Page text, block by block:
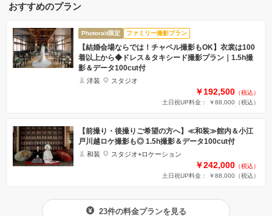
おすすめのプラン
Photorait限定 ファミリー撮影プラン
【結婚会場ならでは！チャペル撮影もOK】衣裳は100
着以上から◆ドレス＆タキシード撮影プラン｜1.5h撮
影＆データ100cut付
洋装 スタジオ
￥192,500 （税込）
土日祝UP料金： ￥88,000 （税込）
【前撮り・後撮りご希望の方へ】≪和装≫館内＆小江
戸川越ロケ撮影も◎ 1.5h撮影＆データ100cut付
和装 スタジオ+ロケーション
￥242,000 （税込）
土日祝UP料金： ￥88,000 （税込）
23件の料金プランを見る